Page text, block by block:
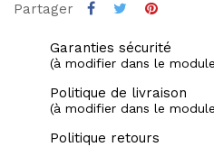
Partager
Garanties sécurité
(à modifier dans le
Politique de livraison
(à modifier dans le
Politique retours